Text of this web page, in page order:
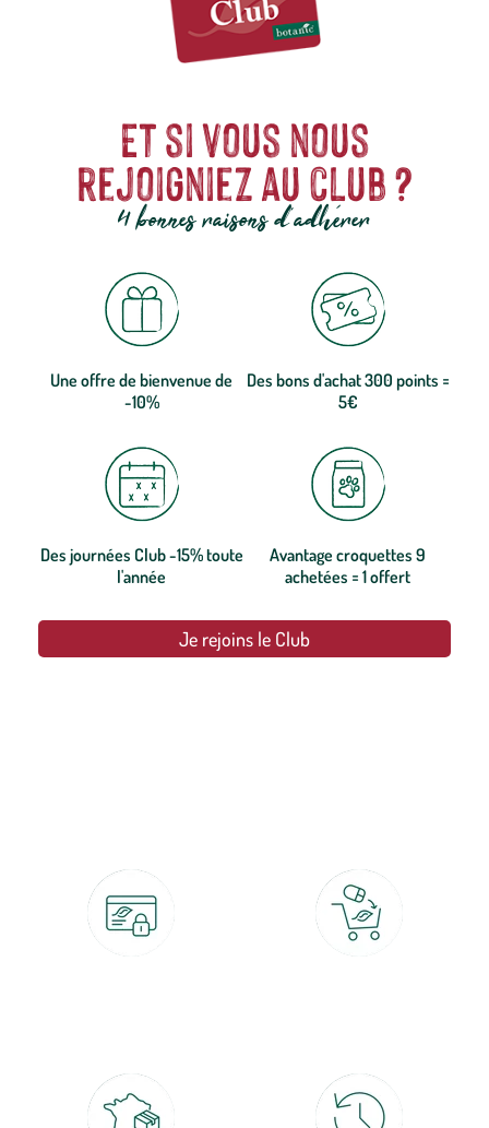
Et si vous nous
rejoigniez au club ?
4 bonnes raisons d'adhérer
Une offre de bienvenue de
-10%
Des bons d'achat 300 points =
5€
Des journées Club -15% toute
l'année
Avantage croquettes 9
achetées = 1 offert
Je rejoins le Club